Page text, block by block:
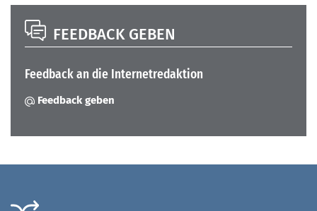
FEEDBACK GEBEN
Feedback an die Internetredaktion
Feedback geben